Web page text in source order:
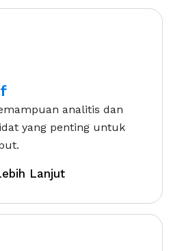
analitis dan
yang penting untuk
Lanjut